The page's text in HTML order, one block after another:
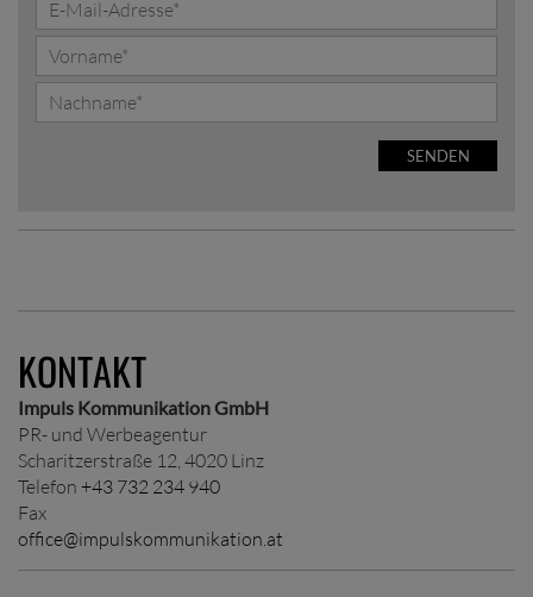
SENDEN
KONTAKT
Impuls Kommunikation GmbH
PR- und Werbeagentur
Scharitzerstraße 12, 4020 Linz
Telefon +43 732 234 940
Fax
office@impulskommunikation.at